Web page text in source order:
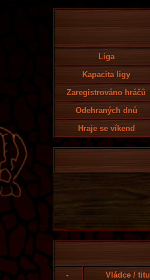
Liga
Kapacita ligy
Zaregistrováno hráčů
Odehraných dnů
Hraje se víkend
- Vládce / titul